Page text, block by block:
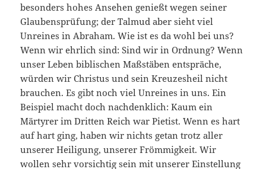
besonders hohes Ansehen genießt wegen seiner
Glaubensprüfung; der Talmud aber sieht viel
Unreines in Abraham. Wie ist es da wohl bei uns?
Wenn wir ehrlich sind: Sind wir in Ordnung? Wenn
unser Leben biblischen Maßstäben entspräche,
würden wir Christus und sein Kreuzesheil nicht
brauchen. Es gibt noch viel Unreines in uns. Ein
Beispiel macht doch nachdenklich: Kaum ein
Märtyrer im Dritten Reich war Pietist. Wenn es hart
auf hart ging, haben wir nichts getan trotz aller
unserer Heiligung, unserer Frömmigkeit. Wir
wollen sehr vorsichtig sein mit unserer Einstellung